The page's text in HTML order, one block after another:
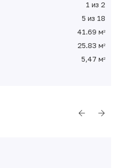
1 из 2
5 из 18
41.69 м2
25.83 м2
5,47 м2